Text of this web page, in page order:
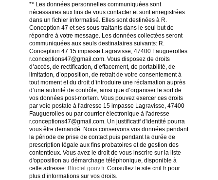
** Les données personnelles communiquées sont
nécessaires aux fins de vous contacter et sont enregistrées
dans un fichier informatisé. Elles sont destinées à R.
Conception 47 et ses sous-traitants dans le seul but de
répondre à votre message. Les données collectées seront
communiquées aux seuls destinataires suivants: R.
Conception 47 15 impasse Lagravisse, 47400 Fauguerolles
r.conceptions47@gmail.com. Vous disposez de droits
d’accès, de rectification, d’effacement, de portabilité, de
limitation, d’opposition, de retrait de votre consentement à
tout moment et du droit d’introduire une réclamation auprès
d’une autorité de contrôle, ainsi que d’organiser le sort de
vos données post-mortem. Vous pouvez exercer ces droits
par voie postale à l'adresse 15 impasse Lagravisse, 47400
Fauguerolles ou par courrier électronique à l'adresse
r.conceptions47@gmail.com. Un justificatif d'identité pourra
vous être demandé. Nous conservons vos données pendant
la période de prise de contact puis pendant la durée de
prescription légale aux fins probatoires et de gestion des
contentieux. Vous avez le droit de vous inscrire sur la liste
d'opposition au démarchage téléphonique, disponible à
cette adresse: Bloctel.gouv.fr. Consultez le site cnil.fr pour
plus d’informations sur vos droits.